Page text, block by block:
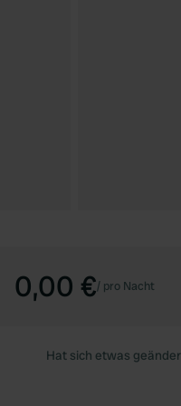
0,00 €/ pro Nacht
Hat sich etwas